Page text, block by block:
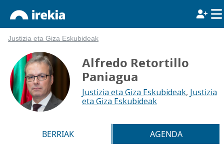
Justizia eta Giza Eskubideak
Alfredo Retortillo
Paniagua
Justizia eta Giza Eskubideak, Justizia
eta Giza Eskubideak
BERRIAK
AGENDA